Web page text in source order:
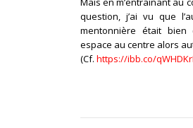
question, j’ai vu que
mentonnière était bien
espace au centre alors
(Cf. https://ibb.co/